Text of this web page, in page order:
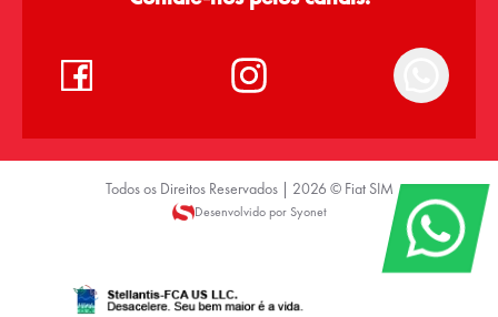
Todos os Direitos Reservados | 2026 © Fiat SIM
Desenvolvido por Syonet